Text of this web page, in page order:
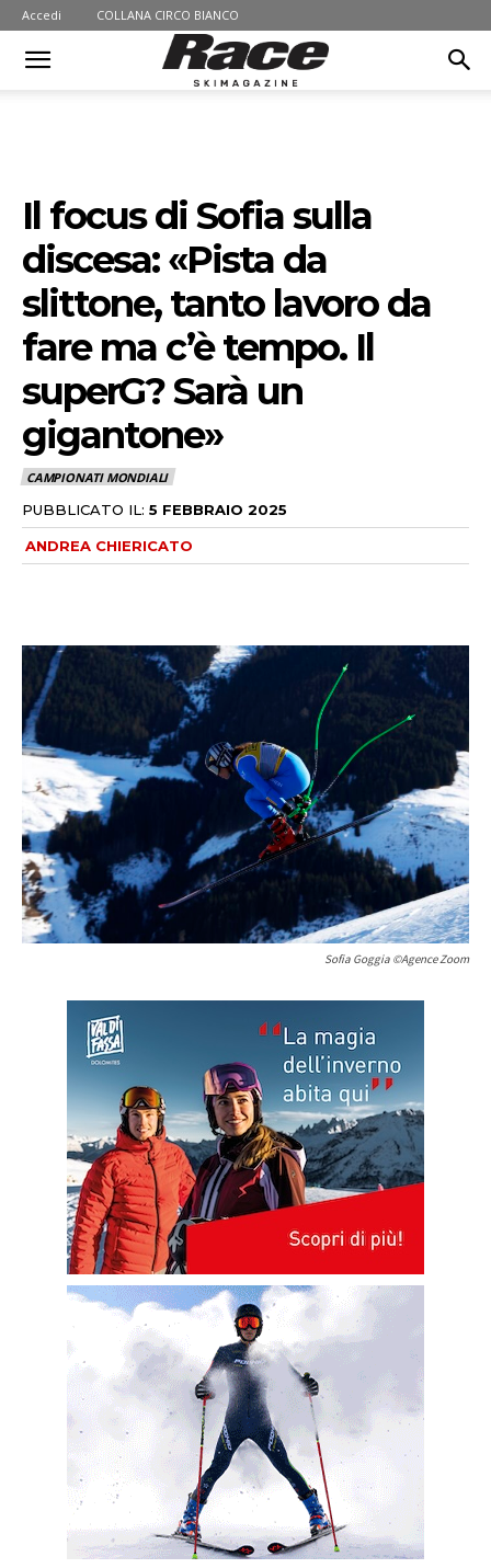
Accedi COLLANA CIRCO BIANCO
Il focus di Sofia sulla
discesa: «Pista da
slittone, tanto lavoro da
fare ma c’è tempo. Il
superG? Sarà un
gigantone»
CAMPIONATI MONDIALI
PUBBLICATO IL: 5 FEBBRAIO 2025
ANDREA CHIERICATO
Sofia Goggia ©Agence Zoom